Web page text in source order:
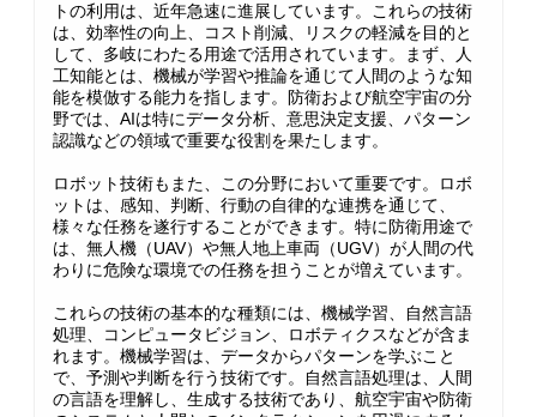
トの利用は、近年急速に進展しています。これらの技術
は、効率性の向上、コスト削減、リスクの軽減を目的と
して、多岐にわたる用途で活用されています。まず、人
工知能とは、機械が学習や推論を通じて人間のような知
能を模倣する能力を指します。防衛および航空宇宙の分
野では、AIは特にデータ分析、意思決定支援、パターン
認識などの領域で重要な役割を果たします。
ロボット技術もまた、この分野において重要です。ロボ
ットは、感知、判断、行動の自律的な連携を通じて、
様々な任務を遂行することができます。特に防衛用途で
は、無人機（UAV）や無人地上車両（UGV）が人間の代
わりに危険な環境での任務を担うことが増えています。
これらの技術の基本的な種類には、機械学習、自然言語
処理、コンピュータビジョン、ロボティクスなどが含ま
れます。機械学習は、データからパターンを学ぶこと
で、予測や判断を行う技術です。自然言語処理は、人間
の言語を理解し、生成する技術であり、航空宇宙や防衛